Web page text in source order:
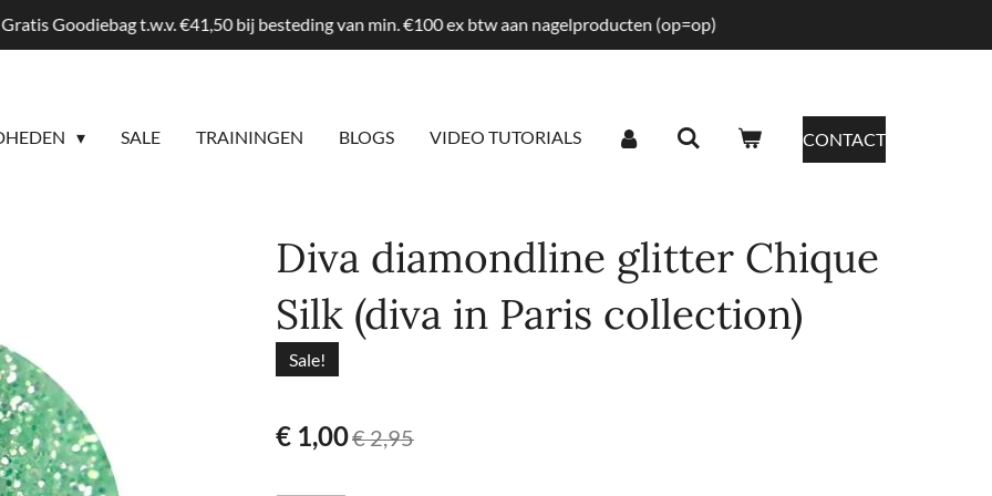
Goodiebag t.w.v. €41,50 bij besteding van min. €100 ex btw aan nagelproducten (op=op)
SALE TRAININGEN BLOGS VIDEO TUTORIALS CONTACT
Diva diamondline glitter Chique
Silk (diva in Paris collection)
Sale!
€ 1,00€ 2,95